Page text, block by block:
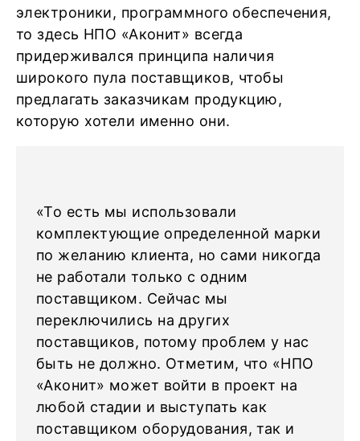
электроники, программного обеспечения,
то здесь НПО «Аконит» всегда
придерживался принципа наличия
широкого пула поставщиков, чтобы
предлагать заказчикам продукцию,
которую хотели именно они.
«То есть мы использовали
комплектующие определенной марки
по желанию клиента, но сами никогда
не работали только с одним
поставщиком. Сейчас мы
переключились на других
поставщиков, потому проблем у нас
быть не должно. Отметим, что «НПО
«Аконит» может войти в проект на
любой стадии и выступать как
поставщиком оборудования, так и